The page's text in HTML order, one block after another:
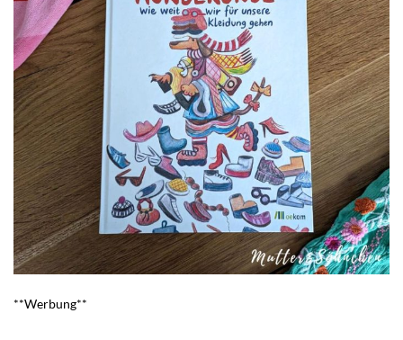
**Werbung**